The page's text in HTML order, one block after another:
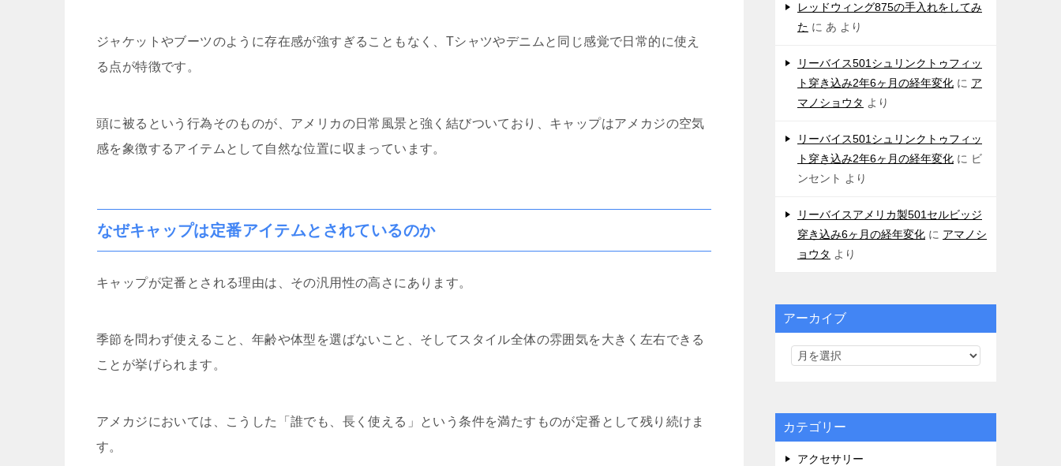
ジャケットやブーツのように存在感が強すぎることもなく、Tシャツやデニムと同じ感覚で日常的に使え
る点が特徴です。
頭に被るという行為そのものが、アメリカの日常風景と強く結びついており、キャップはアメカジの空気
感を象徴するアイテムとして自然な位置に収まっています。
なぜキャップは定番アイテムとされているのか
キャップが定番とされる理由は、その汎用性の高さにあります。
季節を問わず使えること、年齢や体型を選ばないこと、そしてスタイル全体の雰囲気を大きく左右できる
ことが挙げられます。
アメカジにおいては、こうした「誰でも、長く使える」という条件を満たすものが定番として残り続けま
す。
レッドウィング875の手入れをしてみ
た に あ より
リーバイス501シュリンクトゥフィッ
ト穿き込み2年6ヶ月の経年変化 に ア
マノショウタ より
リーバイス501シュリンクトゥフィッ
ト穿き込み2年6ヶ月の経年変化 に ビ
ンセント より
リーバイスアメリカ製501セルビッジ
穿き込み6ヶ月の経年変化 に アマノシ
ョウタ より
アーカイブ
カテゴリー
アクセサリー